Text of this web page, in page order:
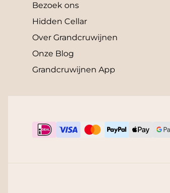
Bezoek ons
Hidden Cellar
Over Grandcruwijnen
Onze Blog
Grandcruwijnen App